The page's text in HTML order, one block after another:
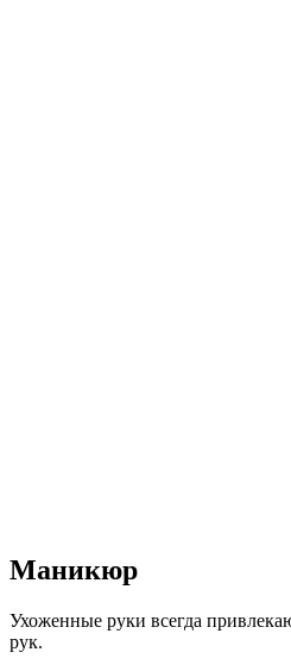
Маникюр
Ухоженные руки всегда
рук.